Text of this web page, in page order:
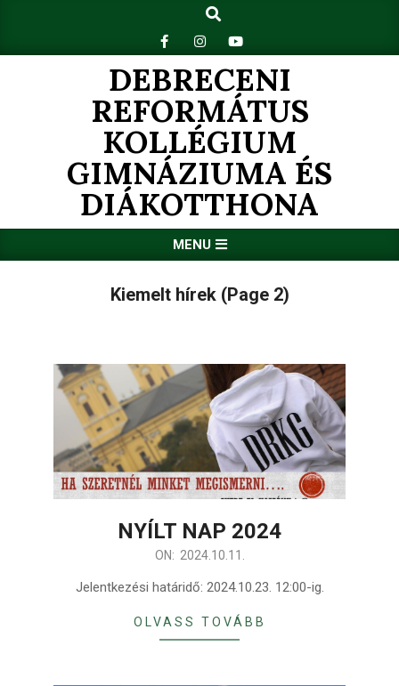
content
Search
DEBRECENI
REFORMÁTUS
KOLLÉGIUM
GIMNÁZIUMA ÉS
DIÁKOTTHONA
Navigation
MENU
Kiemelt hírek (Page 2)
NYÍLT NAP 2024
ON: 2024.10.11.
Jelentkezési határidő: 2024.10.23. 12:00-ig.
OLVASS TOVÁBB